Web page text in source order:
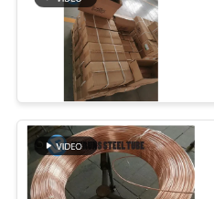
DEMANDEZ
CITATION
PLAN
DU